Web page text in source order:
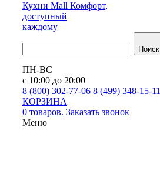
Кухни Mall Комфорт,
доступный
каждому
Поиск
ПН-ВС
с 10:00 до 20:00
8 (800) 302-77-06 8 (499) 348-15-11
КОРЗИНА
0 товаров. Заказать звонок
Меню